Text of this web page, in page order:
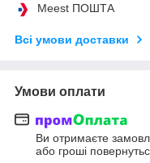
Meest ПОШТА
Всі умови доставки
Умови оплати
Ви отримаєте
або гроші